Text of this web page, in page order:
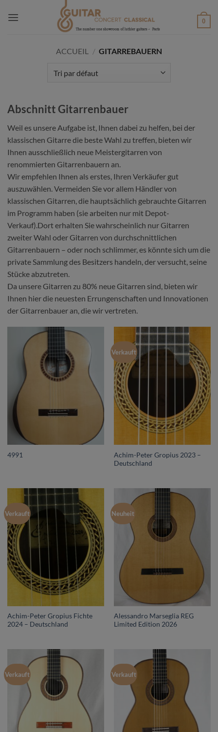
0
ACCUEIL / GITARREBAUERN
Abschnitt Gitarrenbauer
Weil es unsere Aufgabe ist, Ihnen dabei zu helfen, bei der
klassischen Gitarre die beste Wahl zu treffen, bieten wir
Ihnen ausschließlich neue Meistergitarren von
renommierten Gitarrenbauern an.
Wir empfehlen Ihnen als erstes, Ihren Verkäufer gut
auszuwählen. Vermeiden Sie vor allem Händler von
klassischen Gitarren, die hauptsächlich gebrauchte Gitarren
im Programm haben (sie arbeiten nur mit Depot-
Verkauf).Dort erhalten Sie wahrscheinlich nur Gitarren
zweiter Wahl oder Gitarren von durchschnittlichen
Gitarrenbauern – oder noch schlimmer, es könnte sich um die
private Sammlung des Besitzers handeln, der versucht, seine
Stücke abzutreten.
Da unsere Gitarren zu 80% neue Gitarren sind, bieten wir
Ihnen hier die neuesten Errungenschaften und Innovationen
der Gitarrenbauer an, die wir vertreten.
4991
Verkauft
Achim-Peter Gropius 2023 –
Deutschland
Verkauft
Achim-Peter Gropius Fichte
2024 – Deutschland
Neuheit
Alessandro Marseglia REG
Limited Edition 2026
Verkauft Verkauft